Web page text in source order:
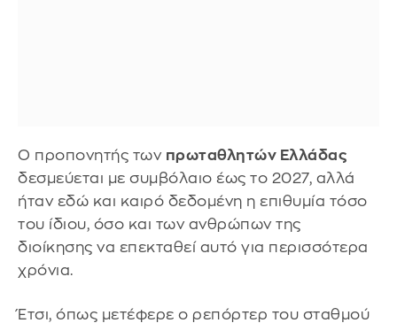
Ο προπονητής των πρωταθλητών Ελλάδας
δεσμεύεται με συμβόλαιο έως το 2027, αλλά
ήταν εδώ και καιρό δεδομένη η επιθυμία τόσο
του ίδιου, όσο και των ανθρώπων της
διοίκησης να επεκταθεί αυτό για περισσότερα
χρόνια.
Έτσι, όπως μετέφερε ο ρεπόρτερ του σταθμού